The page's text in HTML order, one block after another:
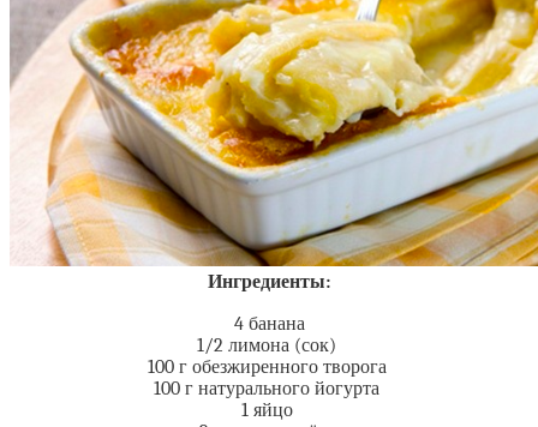
Ингредиенты:
4 банана
1/2 лимона (сок)
100 г обезжиренного творога
100 г натурального йогурта
1 яйцо